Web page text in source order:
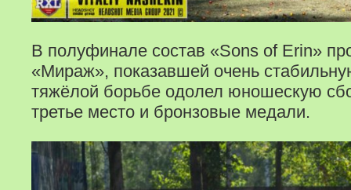
В полуфинале состав «Sons of Erin»
«Мираж», показавшей очень
тяжёлой борьбе одолел юношескую
третье место и бронзовые медали.